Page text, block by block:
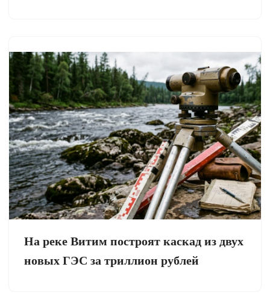
На реке Витим построят каскад из двух
новых ГЭС за триллион рублей